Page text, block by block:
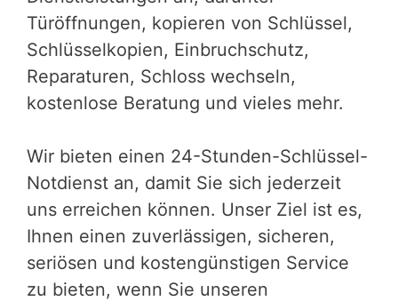
Türöffnungen, kopieren von Schlüssel,
Schlüsselkopien, Einbruchschutz,
Reparaturen, Schloss wechseln,
kostenlose Beratung und vieles mehr.
Wir bieten einen 24-Stunden-Schlüssel-
Notdienst an, damit Sie sich jederzeit
uns erreichen können. Unser Ziel ist es,
Ihnen einen zuverlässigen, sicheren,
seriösen und kostengünstigen Service
zu bieten, wenn Sie unseren